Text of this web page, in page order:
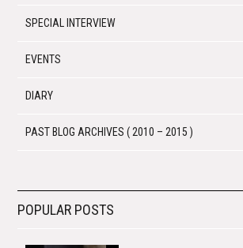
SPECIAL INTERVIEW
EVENTS
DIARY
PAST BLOG ARCHIVES ( 2010 – 2015 )
POPULAR POSTS